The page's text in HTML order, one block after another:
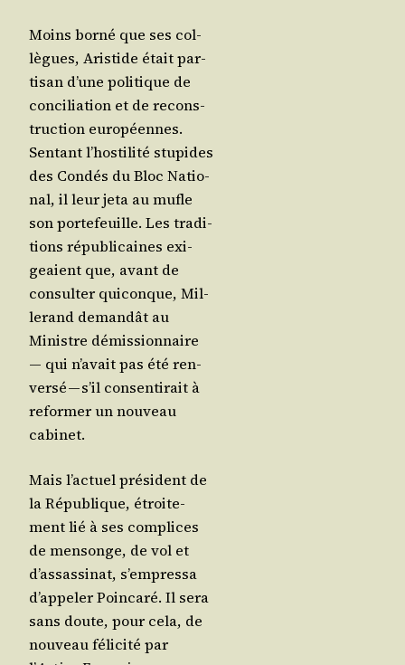
Moins bor­né que ses col­
lègues, Aris­tide était par­
ti­san d’une poli­tique de
conci­lia­tion et de recons­
truc­tion euro­péennes.
Sen­tant l’hos­ti­li­té stu­pides
des Condés du Bloc Natio­
nal, il leur jeta au mufle
son por­te­feuille. Les tra­di­
tions répu­bli­caines exi­
geaient que, avant de
consul­ter qui­conque, Mil­
le­rand deman­dât au
Ministre démis­sion­naire
― qui n’a­vait pas été ren­
ver­sé — s’il consen­ti­rait à
refor­mer un nou­veau
cabinet.
Mais l’ac­tuel pré­sident de
la Répu­blique, étroi­te­
ment lié à ses com­plices
de men­songe, de vol et
d’as­sas­si­nat, s’empressa
d’ap­pe­ler Poin­ca­ré. Il sera
sans doute, pour cela, de
nou­veau féli­ci­té par